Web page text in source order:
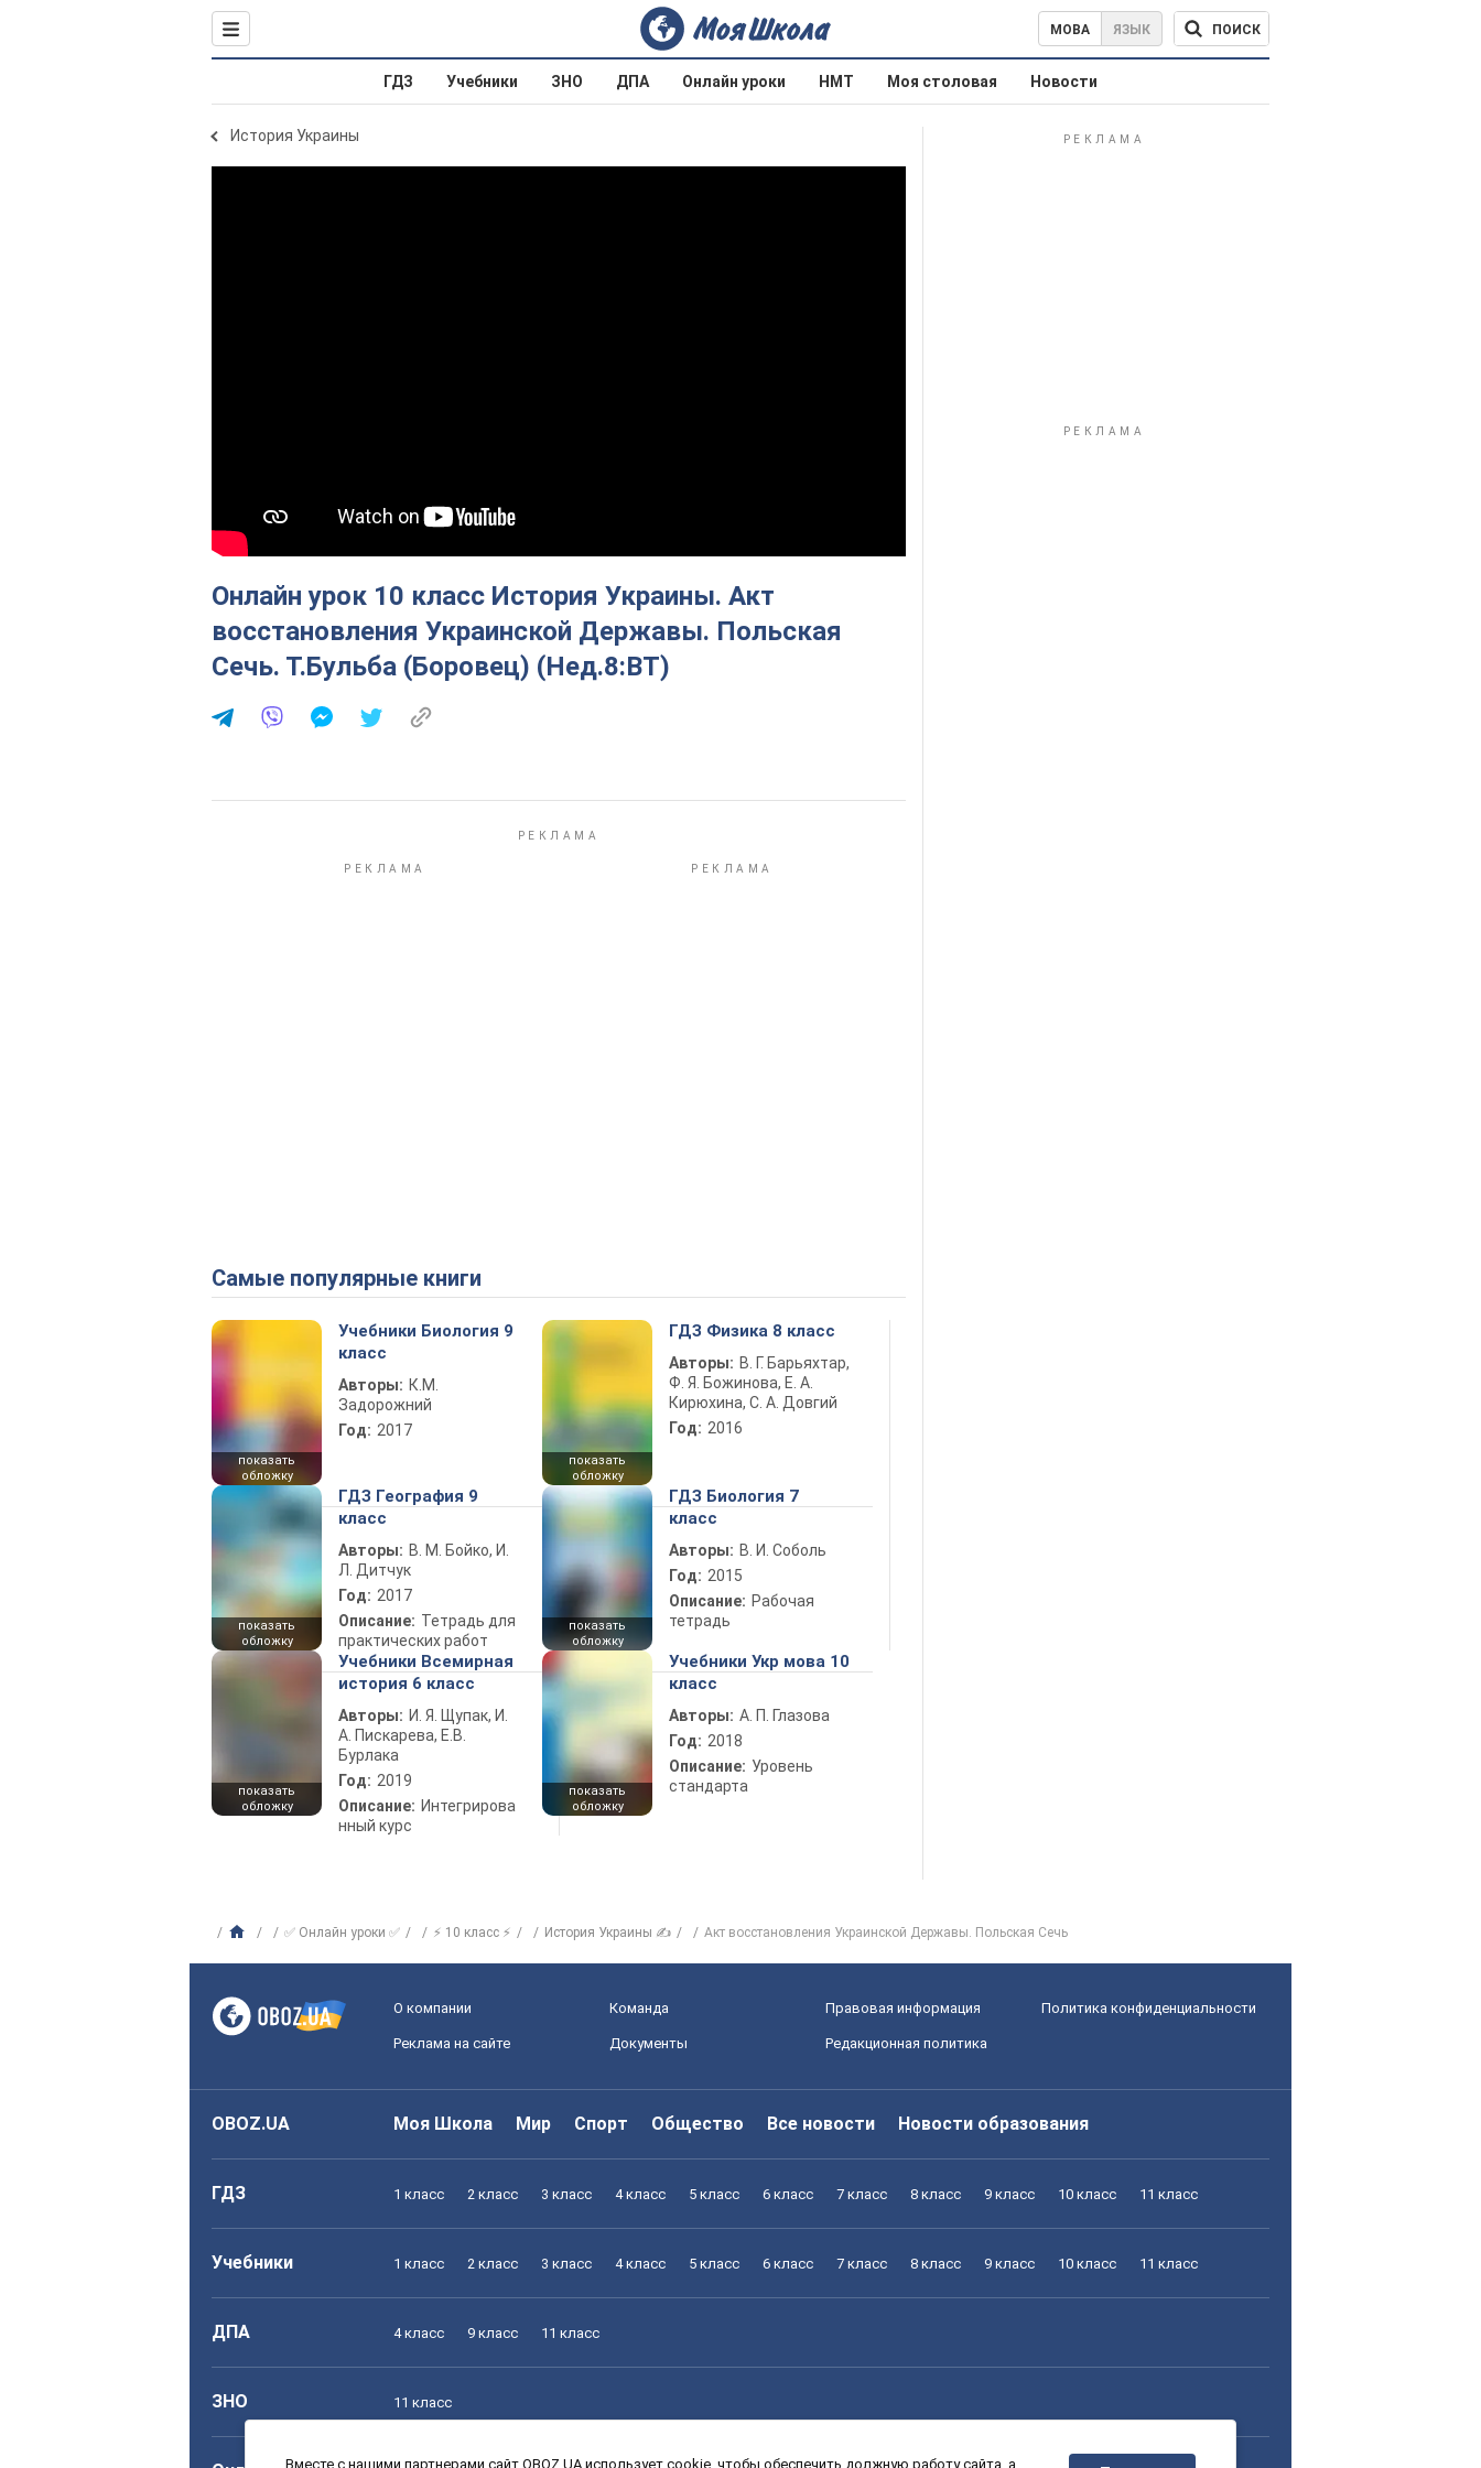
МОВА ЯЗЫК ПОИСК
ГДЗ Учебники ЗНО ДПА Онлайн уроки НМТ Моя столовая Новости
История Украины
Онлайн урок 10 класс История Украины. Акт
восстановления Украинской Державы. Польская
Сечь. Т.Бульба (Боровец) (Нед.8:ВТ)
Самые популярные книги
показать
обложку
Учебники Биология 9
класс
Авторы: К.М.
Задорожний
Год: 2017
показать
обложку
ГДЗ Физика 8 класс
Авторы: В. Г. Барьяхтар,
Ф. Я. Божинова, Е. А.
Кирюхина, С. А. Довгий
Год: 2016
показать
обложку
ГДЗ География 9
класс
Авторы: В. М. Бойко, И.
Л. Дитчук
Год: 2017
Описание: Тетрадь для
практических работ
показать
обложку
ГДЗ Биология 7
класс
Авторы: В. И. Соболь
Год: 2015
Описание: Рабочая
тетрадь
показать
обложку
Учебники Всемирная
история 6 класс
Авторы: И. Я. Щупак, И.
А. Пискарева, Е.В.
Бурлака
Год: 2019
Описание: Интегрирова
нный курс
показать
обложку
Учебники Укр мова 10
класс
Авторы: А. П. Глазова
Год: 2018
Описание: Уровень
стандарта
✅ Онлайн уроки ✅ ⚡ 10 класс ⚡ История Украины ✍ Акт восстановления Украинской Державы. Польская Сечь
О компании Команда Правовая информация Политика конфиденциальности
Реклама на сайте Документы Редакционная политика
OBOZ.UA Моя Школа Мир Спорт Общество Все новости Новости образования
ГДЗ 1 класс 2 класс 3 класс 4 класс 5 класс 6 класс 7 класс 8 класс 9 класс 10 класс 11 класс
Учебники 1 класс 2 класс 3 класс 4 класс 5 класс 6 класс 7 класс 8 класс 9 класс 10 класс 11 класс
ДПА 4 класс 9 класс 11 класс
ЗНО 11 класс
Вместе с нашими партнерами сайт OBOZ.UA использует cookie, чтобы обеспечить должную работу сайта, а